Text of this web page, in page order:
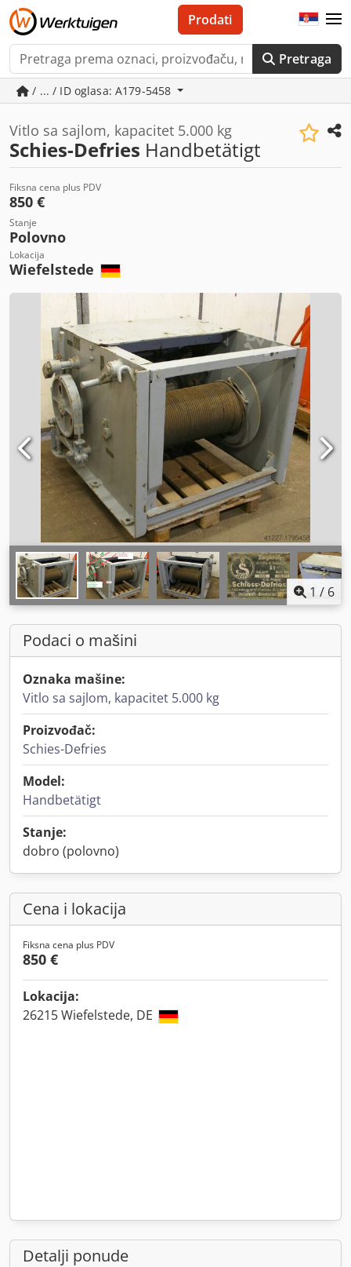
Pretraga
Prodati
/ ... / ID oglasa: A179-5458
Vitlo sa sajlom, kapacitet 5.000 kg
Schies-Defries Handbetätigt
Fiksna cena plus PDV
850 €
Stanje
Polovno
Lokacija
Wiefelstede
1 / 6
Podaci o mašini
Oznaka mašine:
Vitlo sa sajlom, kapacitet 5.000 kg
Proizvođač:
Schies-Defries
Model:
Handbetätigt
Stanje:
dobro (polovno)
Cena i lokacija
Fiksna cena plus PDV
850 €
Lokacija:
26215 Wiefelstede, DE
Detalji ponude